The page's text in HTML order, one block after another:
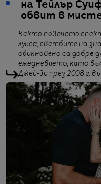
на Тейлър
обвит в
Както повечето
лукса, сватбите на
обикновено са добре
ежедневието, като
Джей-Зи през 2008 г.